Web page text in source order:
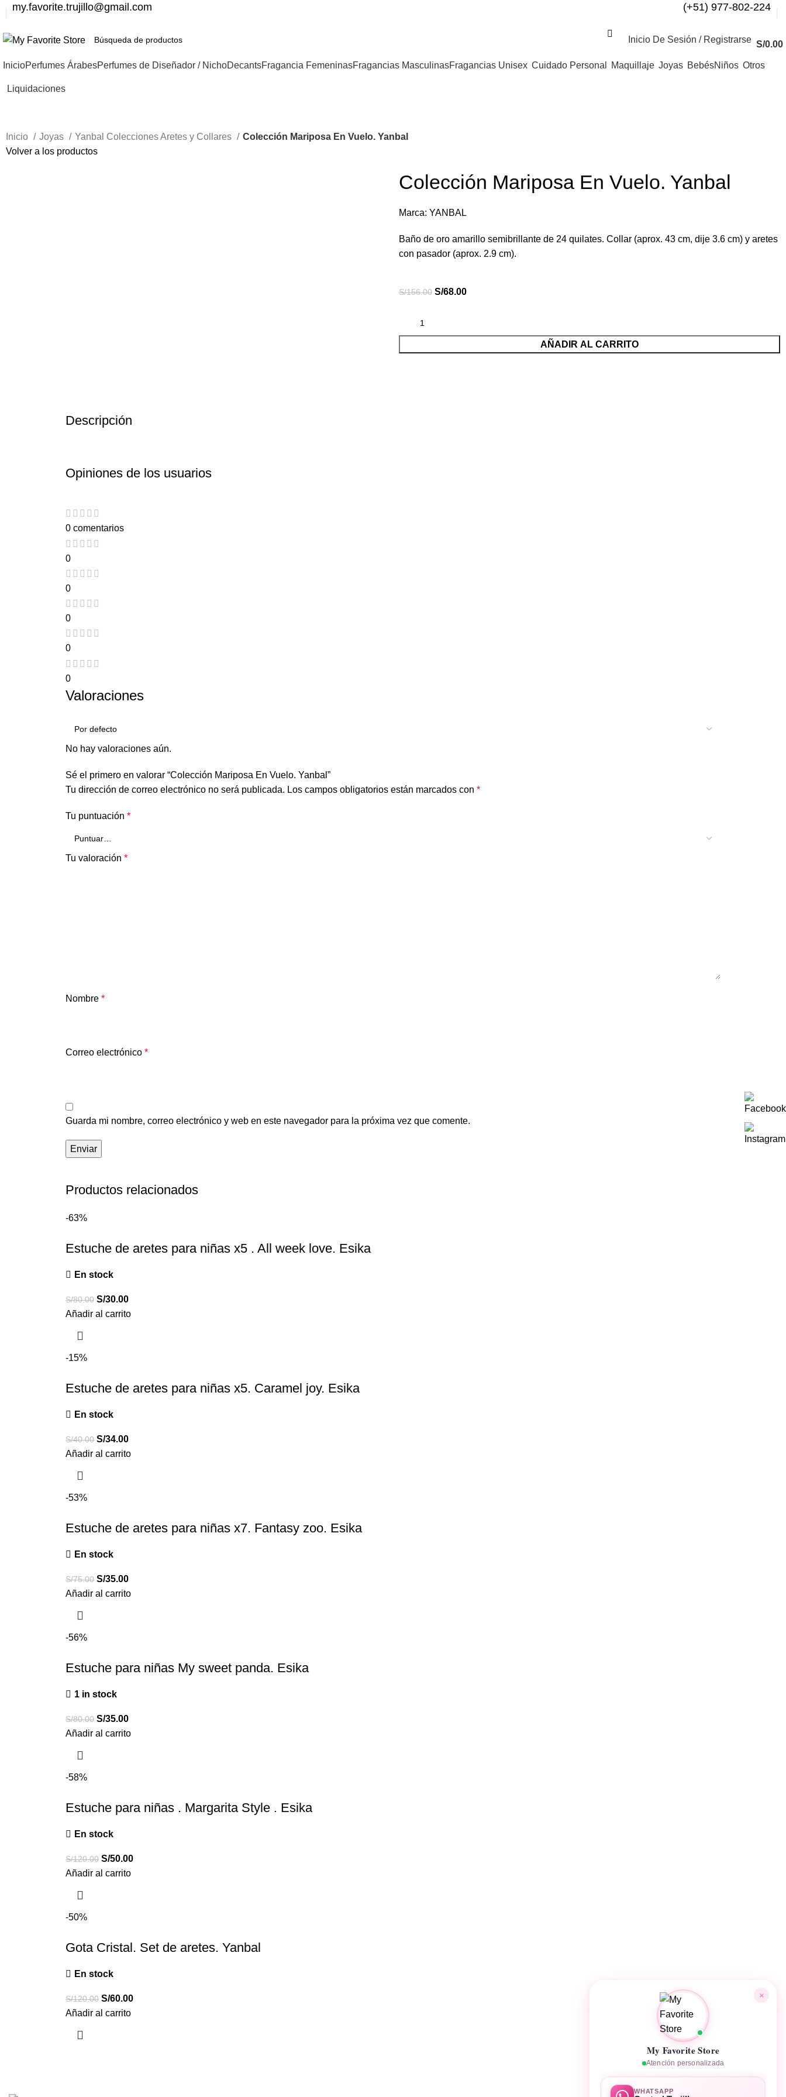
my.favorite.trujillo@gmail.com (+51) 977-802-224
Inicio De Sesión / Registrarse S/0.00
InicioPerfumes ÁrabesPerfumes de Diseñador / NichoDecantsFragancia FemeninasFragancias MasculinasFragancias Unisex Cuidado Personal Maquillaje Joyas BebésNiños Otros
Liquidaciones
Inicio Joyas Yanbal Colecciones Aretes y Collares
Colección Mariposa En Vuelo. Yanbal
Volver a los productos
Colección Mariposa En Vuelo. Yanbal
Marca: YANBAL
Baño de oro amarillo semibrillante de 24 quilates. Collar (aprox. 43 cm, dije 3.6 cm) y aretes
con pasador (aprox. 2.9 cm).
S/156.00 S/68.00
AÑADIR AL CARRITO
Descripción
Opiniones de los usuarios
0 comentarios
0
0
0
0
0
Valoraciones
No hay valoraciones aún.
Sé el primero en valorar “Colección Mariposa En Vuelo. Yanbal”
Tu dirección de correo electrónico no será publicada. Los campos obligatorios están marcados con *
Tu puntuación *
Tu valoración *
Nombre *
Correo electrónico *
Guarda mi nombre, correo electrónico y web en este navegador para la próxima vez que comente.
Productos relacionados
-63%
Estuche de aretes para niñas x5 . All week love. Esika
En stock
S/80.00 S/30.00
Añadir al carrito
-15%
Estuche de aretes para niñas x5. Caramel joy. Esika
En stock
S/40.00 S/34.00
Añadir al carrito
-53%
Estuche de aretes para niñas x7. Fantasy zoo. Esika
En stock
S/75.00 S/35.00
Añadir al carrito
-56%
Estuche para niñas My sweet panda. Esika
1 in stock
S/80.00 S/35.00
Añadir al carrito
-58%
Estuche para niñas . Margarita Style . Esika
En stock
S/120.00 S/50.00
Añadir al carrito
-50%
Gota Cristal. Set de aretes. Yanbal
En stock
S/120.00 S/60.00
Añadir al carrito
×
My Favorite Store
Atención personalizada
WHATSAPP